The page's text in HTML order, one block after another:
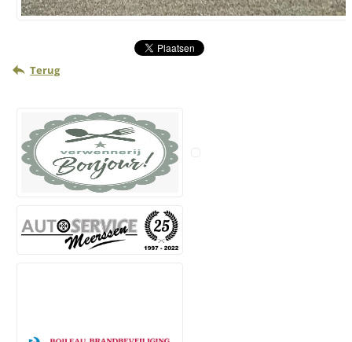
Terug